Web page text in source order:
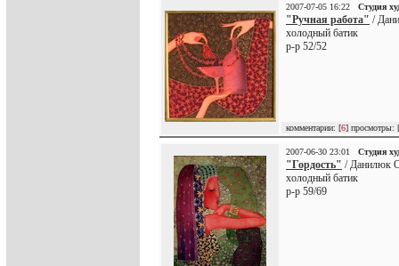
2007-07-05 16:22 Студия
"Ручная работа" /
холодный батик
р-р 52/52
комментарии: [6] просмотры: [
2007-06-30 23:01 Студия
"Гордость" / Данилюк
холодный батик
р-р 59/69